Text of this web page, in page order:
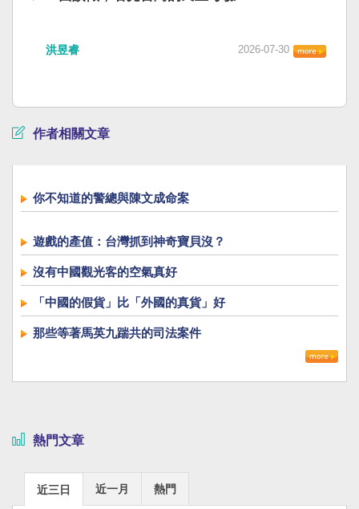
洪昱睿 2026-07-30
作者相關文章
你不知道的警總與陳文成命案
遊戲的產值：台灣抓到神奇寶貝沒？
沒有中國觀光客的空氣真好
「中國的假貨」比「外國的真貨」好
那些等著馬英九踹共的司法案件
熱門文章
近三日 近一月 熱門